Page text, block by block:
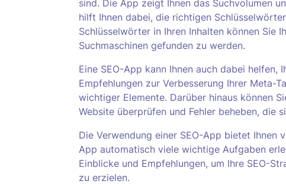
sind. Die App zeigt Ihnen das Suchvolumen
hilft Ihnen dabei, die richtigen
Schlüsselwörter in Ihren Inhalten können Sie
Suchmaschinen gefunden zu werden.
Eine SEO-App kann Ihnen auch dabei
Empfehlungen zur Verbesserung Ihrer Meta-
wichtiger Elemente. Darüber hinaus können
Website überprüfen und Fehler beheben, die
Die Verwendung einer SEO-App bietet Ihnen
App automatisch viele wichtige Aufgaben
Einblicke und Empfehlungen, um Ihre SEO-
zu erzielen.